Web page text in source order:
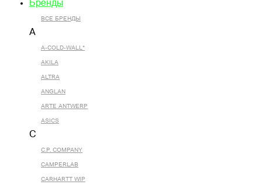
Бренды
ВСЕ БРЕНДЫ
A
A-COLD-WALL*
AKILA
ALTRA
ANGLAN
ARTE ANTWERP
ASICS
C
C.P. COMPANY
CAMPERLAB
CARHARTT WIP